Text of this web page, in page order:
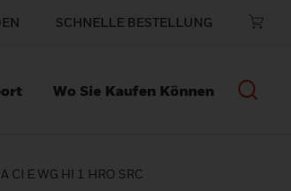
SCHNELLE BESTELLUNG
Wo Sie Kaufen Können
E WG HI 1 HRO SRC